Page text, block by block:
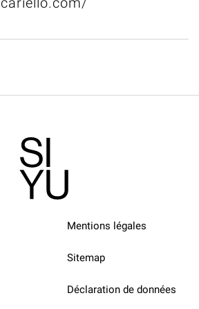
Mentions légales
Sitemap
Déclaration de données